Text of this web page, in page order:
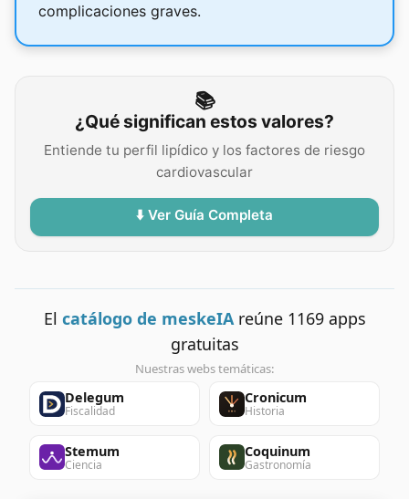
complicaciones graves.
📚
¿Qué significan estos valores?
Entiende tu perfil lipídico y los factores de riesgo
cardiovascular
⬇️ Ver Guía Completa
El catálogo de meskeIA reúne 1169apps
gratuitas
Nuestras webs temáticas:
Delegum
Fiscalidad
Cronicum
Historia
Stemum
Ciencia
Coquinum
Gastronomía